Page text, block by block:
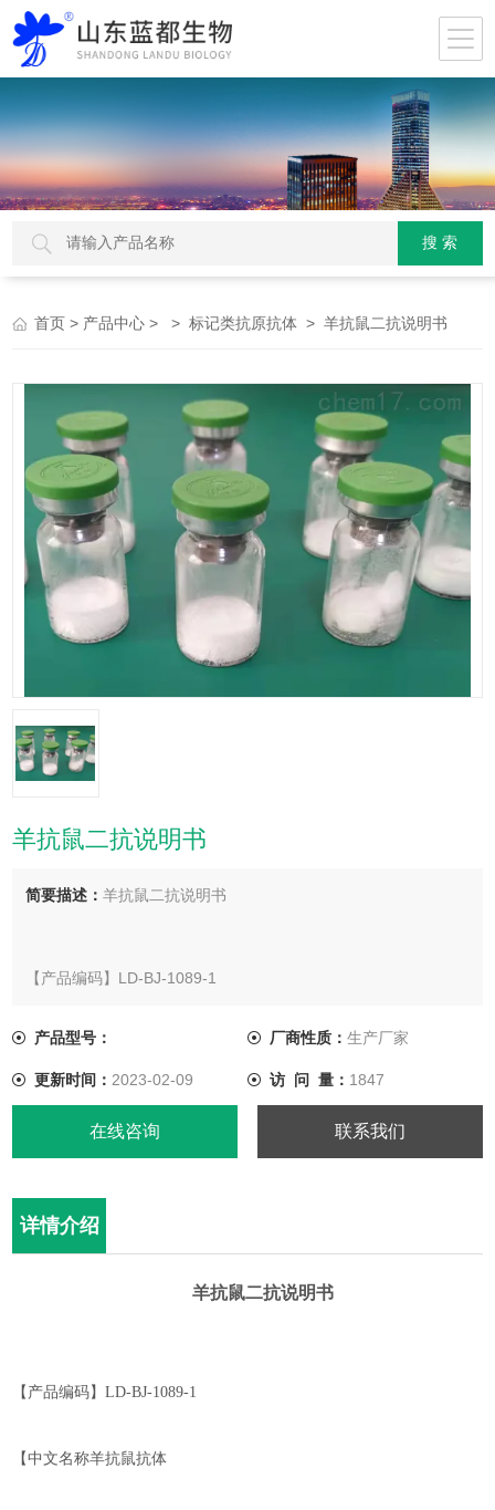
首页 > 产品中心 > >标记类抗原抗体 > 羊抗鼠二抗说明书
羊抗鼠二抗说明书
简要描述：羊抗鼠二抗说明书
【产品编码】LD-BJ-1089-1
【中文名称羊抗鼠抗体
【英文名称】Goat-anti Mouce Ab
【物理性状】液体，避免反复冻融
产品型号： 厂商性质： 生产厂家
更新时间： 2023-02-09 访 问 量： 1847
在线咨询 联系我们
详情介绍
羊抗鼠二抗说明书
【产品编码】LD-BJ-1089-1
【中文名称羊抗鼠抗体